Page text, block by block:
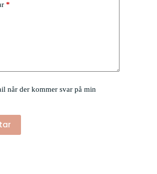
*
når der kommer svar på min